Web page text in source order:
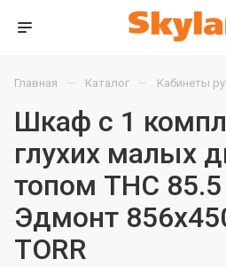
Главная — Каталог — Кабинеты
Шкаф с 1
глухих малых
топом THC
Эдмонт
TORR